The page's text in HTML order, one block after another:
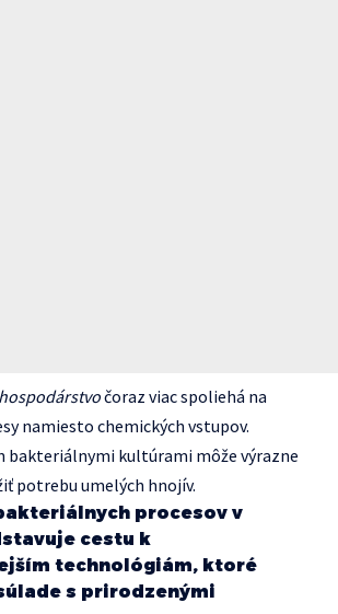
čoraz viac spoliehá na
namiesto chemických vstupov.
bakteriálnymi kultúrami môže výrazne
potrebu umelých hnojív.
procesov v
cestu k
technológiám, ktoré
s prirodzenými